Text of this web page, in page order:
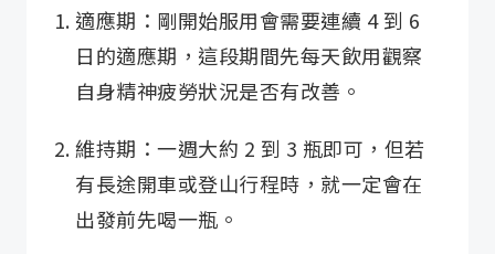
適應期：剛開始服用會需要連續 4 到 6
日的適應期，這段期間先每天飲用觀察
自身精神疲勞狀況是否有改善。
維持期：一週大約 2 到 3 瓶即可，但若
有長途開車或登山行程時，就一定會在
出發前先喝一瓶。